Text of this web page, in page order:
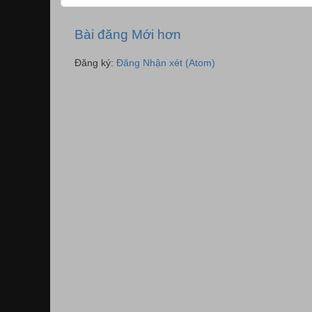
Bài đăng Mới hơn
Đăng ký: Đăng Nhận xét (Atom)